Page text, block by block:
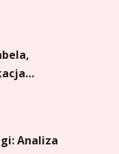
Analiza
– Analiza